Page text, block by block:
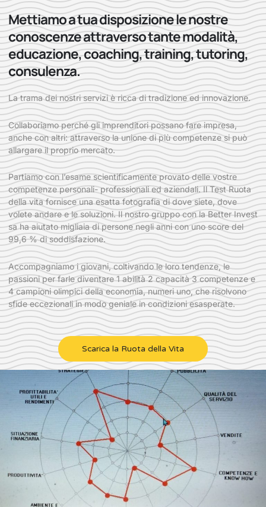
Mettiamo a tua disposizione le nostre
conoscenze attraverso tante modalità,
educazione, coaching, training, tutoring,
consulenza.
La trama dei nostri servizi è ricca di tradizione ed innovazione.
Collaboriamo perché gli imprenditori possano fare impresa,
anche con altri: attraverso la unione di più competenze si può
allargare il proprio mercato.
Partiamo con l’esame scientificamente provato delle vostre
competenze personali- professionali ed aziendali. Il Test Ruota
della vita fornisce una esatta fotografia di dove siete, dove
volete andare e le soluzioni. Il nostro gruppo con la Better Invest
sa ha aiutato migliaia di persone negli anni con uno score del
99,6 % di soddisfazione.
Accompagniamo i giovani, coltivando le loro tendenze, le
passioni per farle diventare 1 abilità 2 capacità 3 competenze e
4 campioni olimpici della economia, numeri uno, che risolvono
sfide eccezionali in modo geniale in condizioni esasperate.
Scarica la Ruota della Vita